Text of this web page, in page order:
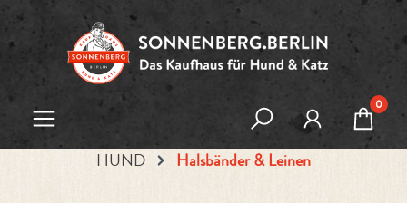
Zum Hauptinhalt springen
0
HUND Halsbänder & Leinen